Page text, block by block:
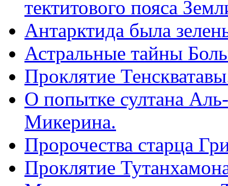
тектитового пояса
Антарктида была
Астральные тайны
Проклятие
О попытке султана
Микерина.
Пророчества старца
Проклятие